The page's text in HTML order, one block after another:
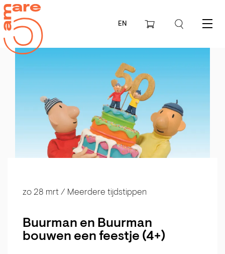
EN Menu
Buurman en Buurman
bouwen een feestje (4+)
zo 28 mrt / Meerdere tijdstippen